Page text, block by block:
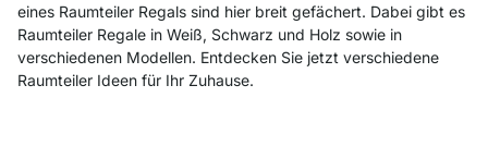
eines Raumteiler Regals sind hier breit gefächert. Dabei gibt es
Raumteiler Regale in Weiß, Schwarz und Holz sowie in
verschiedenen Modellen. Entdecken Sie jetzt verschiedene
Raumteiler Ideen für Ihr Zuhause.